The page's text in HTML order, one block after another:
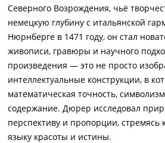
Северного Возрождения, чьё
немецкую глубину с итальянской
Нюрнберге в 1471 году, он стал
живописи, гравюры и научного
произведения — это не просто
интеллектуальные конструкции, в
математическая точность,
содержание. Дюрер исследовал
перспективу и пропорции, стремясь
языку красоты и истины.